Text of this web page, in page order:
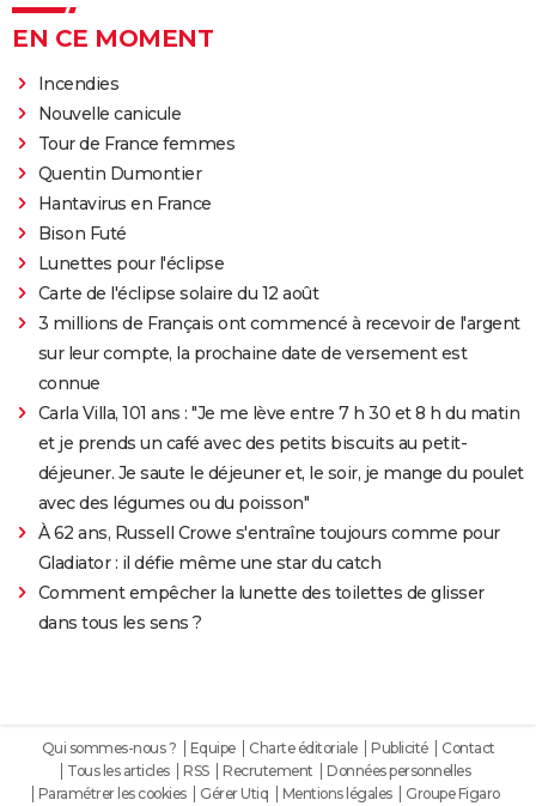
EN CE MOMENT
Incendies
Nouvelle canicule
Tour de France femmes
Quentin Dumontier
Hantavirus en France
Bison Futé
Lunettes pour l'éclipse
Carte de l'éclipse solaire du 12 août
3 millions de Français ont commencé à recevoir de l'argent
sur leur compte, la prochaine date de versement est
connue
Carla Villa, 101 ans : "Je me lève entre 7 h 30 et 8 h du matin
et je prends un café avec des petits biscuits au petit-
déjeuner. Je saute le déjeuner et, le soir, je mange du poulet
avec des légumes ou du poisson"
À 62 ans, Russell Crowe s'entraîne toujours comme pour
Gladiator : il défie même une star du catch
Comment empêcher la lunette des toilettes de glisser
dans tous les sens ?
Qui sommes-nous ? Equipe Charte éditoriale Publicité
Contact
Tous les articles
RSS Recrutement
Données personnelles
Paramétrer les cookies
Gérer Utiq Mentions légales Groupe Figaro